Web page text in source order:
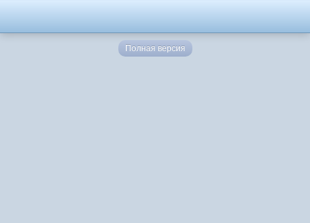
Полная версия